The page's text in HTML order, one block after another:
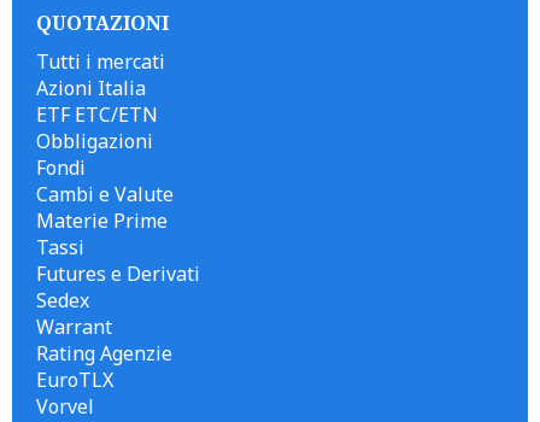
QUOTAZIONI
Tutti i mercati
Azioni Italia
ETF ETC/ETN
Obbligazioni
Fondi
Cambi e Valute
Materie Prime
Tassi
Futures e Derivati
Sedex
Warrant
Rating Agenzie
EuroTLX
Vorvel